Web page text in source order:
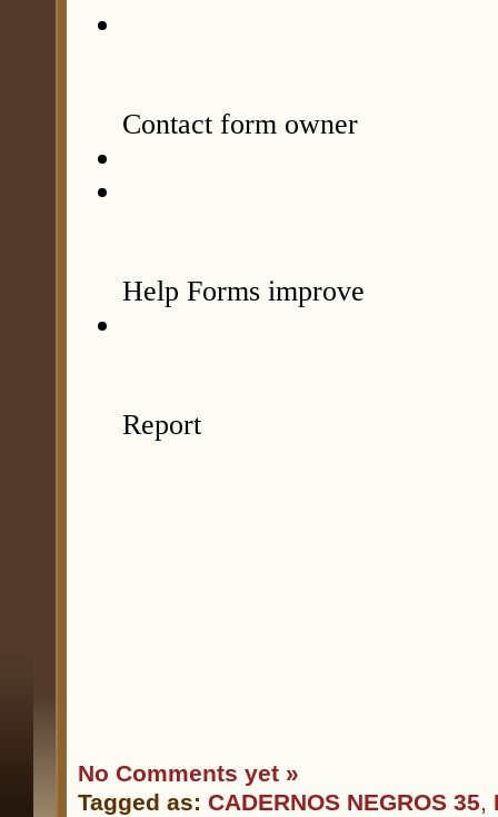
No Comments yet »
Tagged as: CADERNOS NEGROS 35,